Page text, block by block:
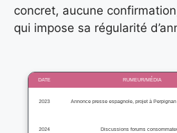
concret, aucune
qui impose sa régularité
DATE RUMEUR/MÉDIA
2023 Annonce presse espagnole, projet à
2024 Discussions forums